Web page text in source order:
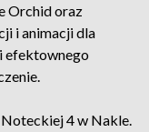
Orchid oraz
i animacji dla
efektownego
4 w Nakle.